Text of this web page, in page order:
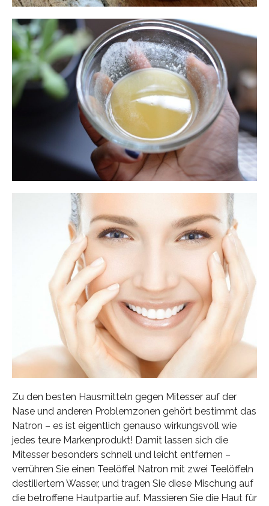
Zu den besten Hausmitteln gegen Mitesser auf der
Nase und anderen Problemzonen gehört bestimmt das
Natron – es ist eigentlich genauso wirkungsvoll wie
jedes teure Markenprodukt! Damit lassen sich die
Mitesser besonders schnell und leicht entfernen –
verrühren Sie einen Teelöffel Natron mit zwei Teelöffeln
destiliertem Wasser, und tragen Sie diese Mischung auf
die betroffene Hautpartie auf. Massieren Sie die Haut für